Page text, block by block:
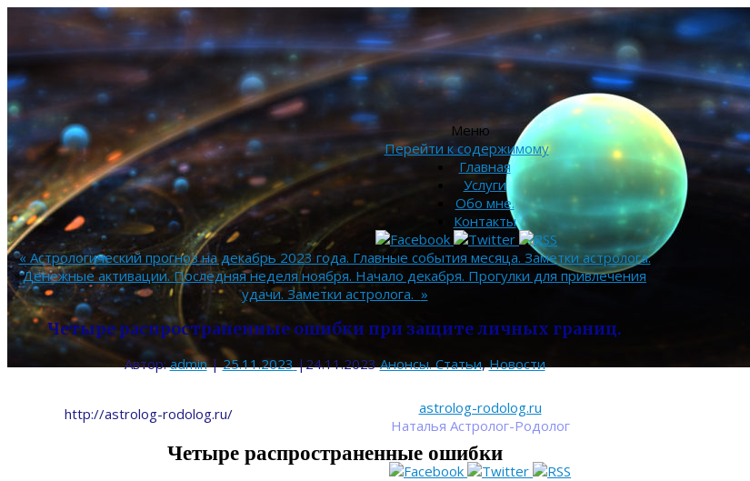
astrolog-rodolog.ru
Наталья Астролог-Родолог
Меню
Перейти к содержимому
Главная
Услуги
Обо мне.
Контакты
«Астрологический прогноз на декабрь 2023 года. Главные события месяца. Заметки астролога.
Денежные активации. Последняя неделя ноября. Начало декабря. Прогулки для привлечения
удачи. Заметки астролога. »
Четыре распространенные ошибки при защите личных границ.
Автор:admin | 25.11.2023 |24.11.2023 Анонсы. Статьи,Новости
http://astrolog-rodolog.ru/
Четыре распространенные ошибки